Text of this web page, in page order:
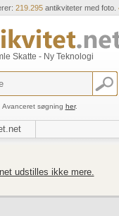
219.295antikviteter med foto.
Skatte - Ny Teknologi
Avanceret søgning her.
udstilles ikke mere.